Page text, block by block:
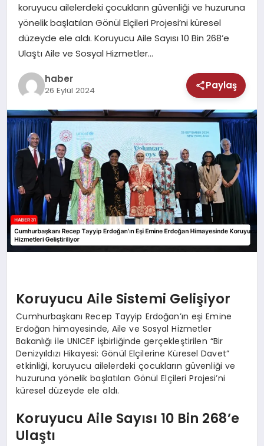
koruyucu ailelerdeki çocukların güvenliği ve huzuruna
yönelik başlatılan Gönül Elçileri Projesi’ni küresel
düzeyde ele aldı. Koruyucu Aile Sayısı 10 Bin 268’e
Ulaştı Aile ve Sosyal Hizmetler…
haber
26 Eylül 2024 Paylaş
Koruyucu Aile Sistemi Gelişiyor
Cumhurbaşkanı Recep Tayyip Erdoğan’ın eşi Emine
Erdoğan himayesinde, Aile ve Sosyal Hizmetler
Bakanlığı ile UNICEF işbirliğinde gerçekleştirilen “Bir
Denizyıldızı Hikayesi: Gönül Elçilerine Küresel Davet”
etkinliği, koruyucu ailelerdeki çocukların güvenliği ve
huzuruna yönelik başlatılan Gönül Elçileri Projesi’ni
küresel düzeyde ele aldı.
Koruyucu Aile Sayısı 10 Bin 268’e
Ulaştı